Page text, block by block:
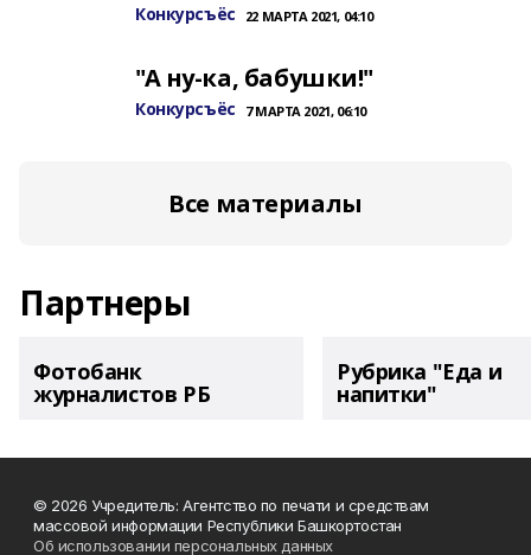
Конкурсъёс 22 МАРТА 2021, 04:10
"А ну-ка, бабушки!"
Конкурсъёс 7 МАРТА 2021, 06:10
Все материалы
Партнеры
Фотобанк
журналистов РБ
Рубрика "Еда и
напитки"
© 2026 Учредитель: Агентство по печати и средствам
массовой информации Республики Башкортостан
Об использовании персональных данных